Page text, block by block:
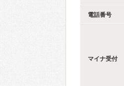
電話番号
マイナ受付